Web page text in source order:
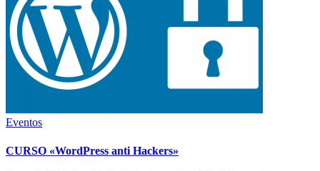
Eventos
CURSO «WordPress anti Hackers»